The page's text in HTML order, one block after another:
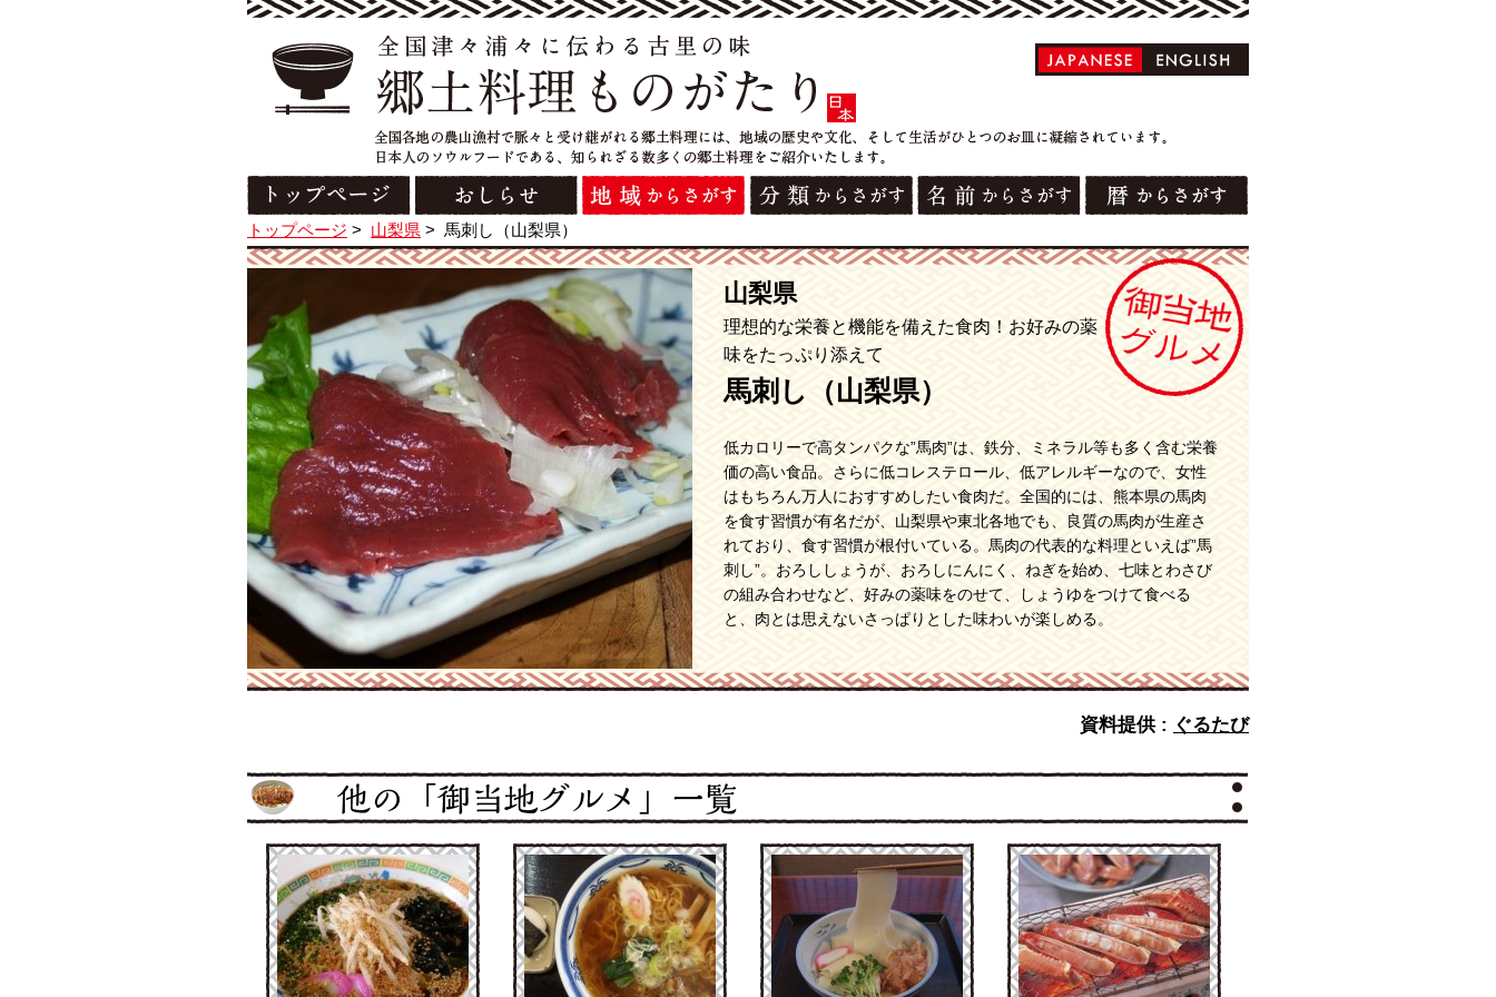
トップページ > 山梨県 > 馬刺し（山梨県）
山梨県
理想的な栄養と機能を備えた食肉！お好みの薬
味をたっぷり添えて
馬刺し（山梨県）
低カロリーで高タンパクな”馬肉”は、鉄分、ミネラル等も多く含む栄養
価の高い食品。さらに低コレステロール、低アレルギーなので、女性
はもちろん万人におすすめしたい食肉だ。全国的には、熊本県の馬肉
を食す習慣が有名だが、山梨県や東北各地でも、良質の馬肉が生産さ
れており、食す習慣が根付いている。馬肉の代表的な料理といえば”馬
刺し”。おろししょうが、おろしにんにく、ねぎを始め、七味とわさび
の組み合わせなど、好みの薬味をのせて、しょうゆをつけて食べる
と、肉とは思えないさっぱりとした味わいが楽しめる。
資料提供 : ぐるたび